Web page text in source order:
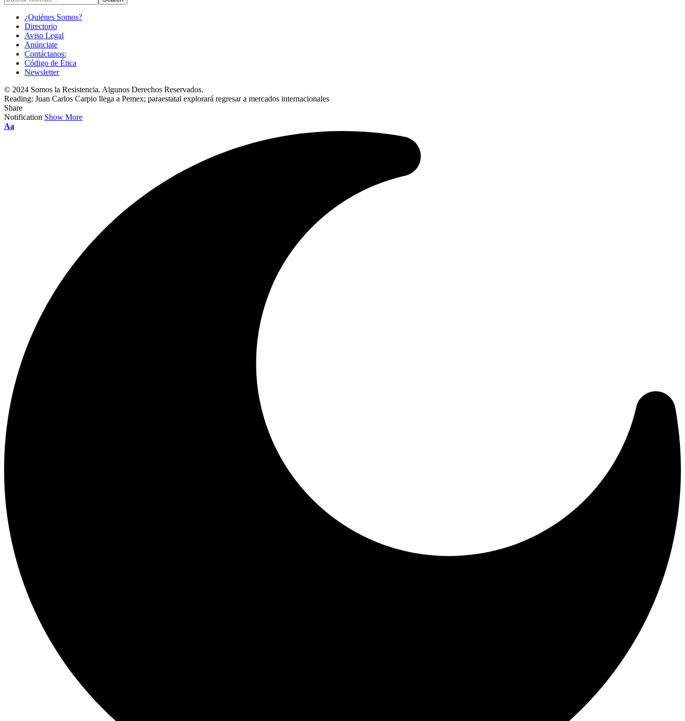
¿Quiénes Somos?
Directorio
Aviso Legal
Anúnciate
Contáctanos:
Código de Ética
Newsletter
© 2024 Somos la Resistencia. Algunos Derechos Reservados.
Reading: Juan Carlos Carpio llega a Pemex; paraestatal explorará regresar a mercados internacionales
Share
Notification Show More
Font
Aa